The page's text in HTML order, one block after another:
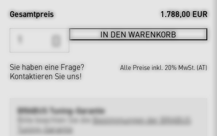
Gesamtpreis 1.788,00 EUR
IN DEN WARENKORB
Sie haben eine Frage?
Kontaktieren Sie uns!
Alle Preise inkl. 20% MwSt. (AT)
BRABUS Tuning-Garantie
Bitte beachten Sie die
Bestimmungen der BRABUS
Tuning-Garantie